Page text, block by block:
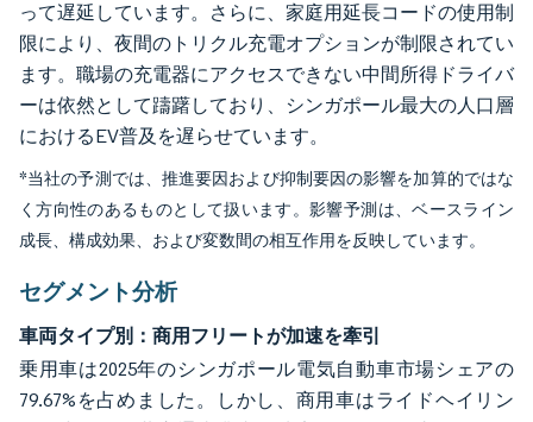
って遅延しています。さらに、家庭用延長コードの使用制
限により、夜間のトリクル充電オプションが制限されてい
ます。職場の充電器にアクセスできない中間所得ドライバ
ーは依然として躊躇しており、シンガポール最大の人口層
におけるEV普及を遅らせています。
*当社の予測では、推進要因および抑制要因の影響を加算的ではな
く方向性のあるものとして扱います。影響予測は、ベースライン
成長、構成効果、および変数間の相互作用を反映しています。
セグメント分析
車両タイプ別：商用フリートが加速を牽引
乗用車は2025年のシンガポール電気自動車市場シェアの
79.67%を占めました。しかし、商用車はライドヘイリン